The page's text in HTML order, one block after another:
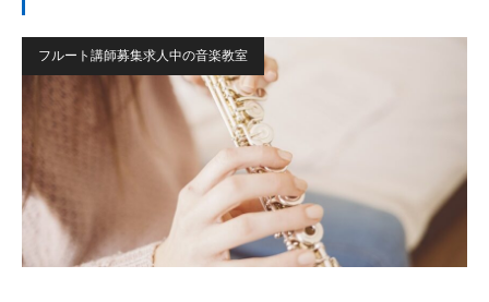
フルート講師募集求人中の音楽教室